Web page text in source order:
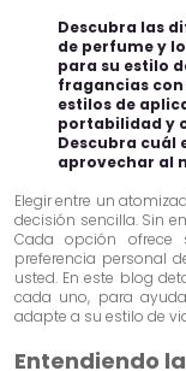
Descubra las
de perfume y
para su estilo
fragancias
estilos de
portabilidad y
Descubra cuál
aprovechar al
Elegir entre un
decisión sencilla. Sin
Cada opción ofrece
preferencia personal
usted. En este blog
cada uno, para
adapte a su estilo de
Entendiendo